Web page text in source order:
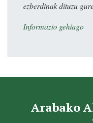
ezberdinak dituzu
Informazio gehiago
Arabako